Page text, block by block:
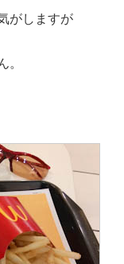
がしますが
。